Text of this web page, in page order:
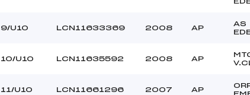
9/U10 LCN11633369 2008 AP
AS
10/U10 LCN11635592 2008 AP
11/U10 LCN11661296 2007 AP